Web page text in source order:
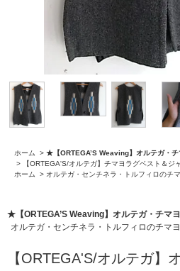
ホーム > ★【ORTEGA’S Weaving】オルテガ・チ
>
【ORTEGA'S/オルテガ】チマヨラグベスト＆ジ
ホーム
> オルテガ・センチネラ・トルフィロのチ
★【ORTEGA’S Weaving】オルテガ・チマ
オルテガ・センチネラ・トルフィロのチマ
【ORTEGA'S/オルテガ】